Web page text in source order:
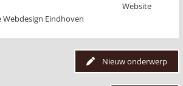
Website
Webdesign Eindhoven
Nieuw onderwerp